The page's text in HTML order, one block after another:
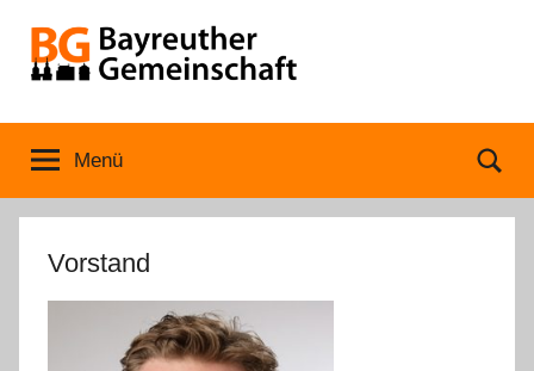
Inhalt
springen
Bayreuther
Gemeinschaft
Menü
Vorstand